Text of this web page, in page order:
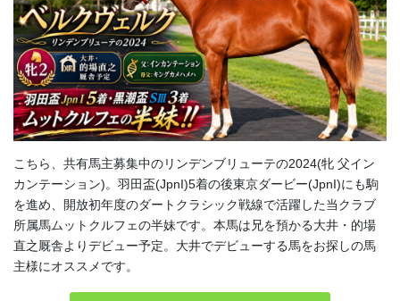
こちら、共有馬主募集中のリンデンブリューテの2024(牝 父イン
カンテーション)。羽田盃(JpnI)5着の後東京ダービー(JpnI)にも駒
を進め、開放初年度のダートクラシック戦線で活躍した当クラブ
所属馬ムットクルフェの半妹です。本馬は兄を預かる大井・的場
直之厩舎よりデビュー予定。大井でデビューする馬をお探しの馬
主様にオススメです。